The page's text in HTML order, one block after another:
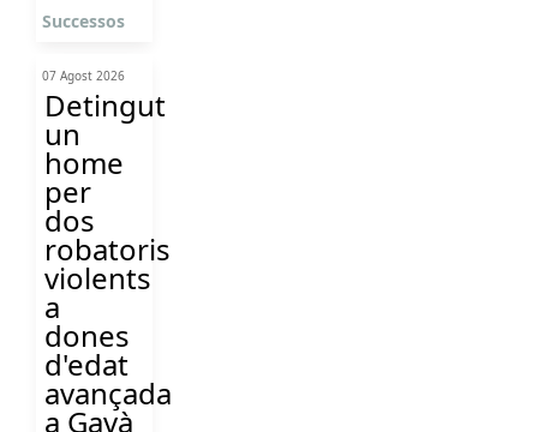
Successos
07 Agost 2026
Detingut
un
home
per
dos
robatoris
violents
a
dones
d'edat
avançada
a Gavà